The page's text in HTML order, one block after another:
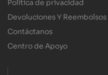
Política de privacidad
Devoluciones Y Reembolsos
Contáctanos
Centro de Apoyo